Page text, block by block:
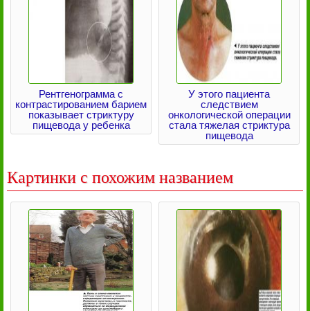
Рентгенограмма с
контрастированием барием
показывает стриктуру
пищевода у ребенка
У этого пациента
следствием
онкологической операции
стала тяжелая стриктура
пищевода
Картинки с похожим названием